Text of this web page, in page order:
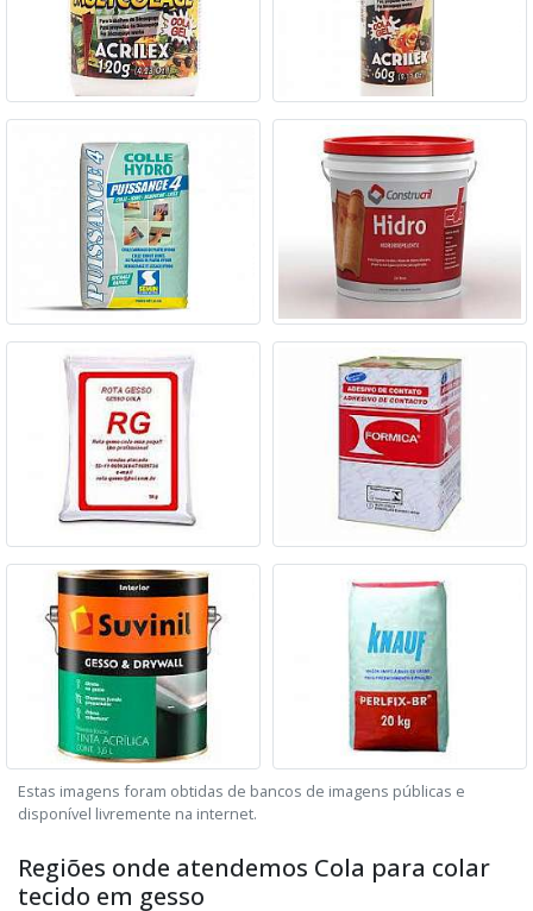
Estas imagens foram obtidas de bancos de imagens públicas e
disponível livremente na internet.
Regiões onde atendemos Cola para colar
tecido em gesso